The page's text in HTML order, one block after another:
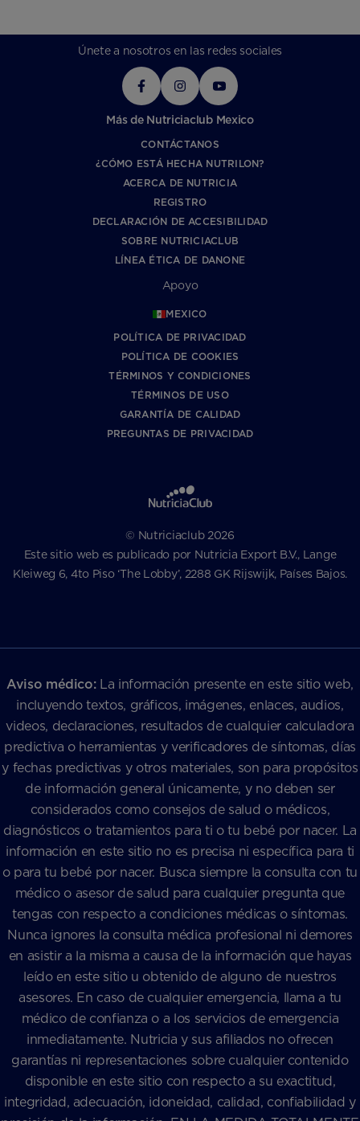
Únete a nosotros en las redes sociales
Más de Nutriciaclub Mexico
CONTÁCTANOS
¿CÓMO ESTÁ HECHA NUTRILON?
ACERCA DE NUTRICIA
REGISTRO
DECLARACIÓN DE ACCESIBILIDAD
SOBRE NUTRICIACLUB
LÍNEA ÉTICA DE DANONE
Apoyo
MEXICO
POLÍTICA DE PRIVACIDAD
POLÍTICA DE COOKIES
TÉRMINOS Y CONDICIONES
TÉRMINOS DE USO
GARANTÍA DE CALIDAD
PREGUNTAS DE PRIVACIDAD
© Nutriciaclub 2026
Este sitio web es publicado por Nutricia Export B.V., Lange
Kleiweg 6, 4to Piso ‘The Lobby’, 2288 GK Rijswijk, Países Bajos.
Aviso médico:La información presente en este sitio web,
incluyendo textos, gráficos, imágenes, enlaces, audios,
videos, declaraciones, resultados de cualquier calculadora
predictiva o herramientas y verificadores de síntomas, días
y fechas predictivas y otros materiales, son para propósitos
de información general únicamente, y no deben ser
considerados como consejos de salud o médicos,
diagnósticos o tratamientos para ti o tu bebé por nacer. La
información en este sitio no es precisa ni específica para ti
o para tu bebé por nacer. Busca siempre la consulta con tu
médico o asesor de salud para cualquier pregunta que
tengas con respecto a condiciones médicas o síntomas.
Nunca ignores la consulta médica profesional ni demores
en asistir a la misma a causa de la información que hayas
leído en este sitio u obtenido de alguno de nuestros
asesores. En caso de cualquier emergencia, llama a tu
médico de confianza o a los servicios de emergencia
inmediatamente. Nutricia y sus afiliados no ofrecen
garantías ni representaciones sobre cualquier contenido
disponible en este sitio con respecto a su exactitud,
integridad, adecuación, idoneidad, calidad, confiabilidad y